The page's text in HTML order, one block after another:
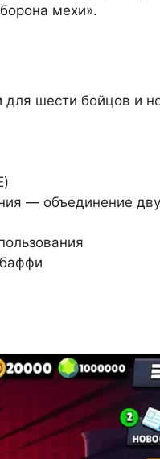
мехи».
для шести бойцов и
— объединение